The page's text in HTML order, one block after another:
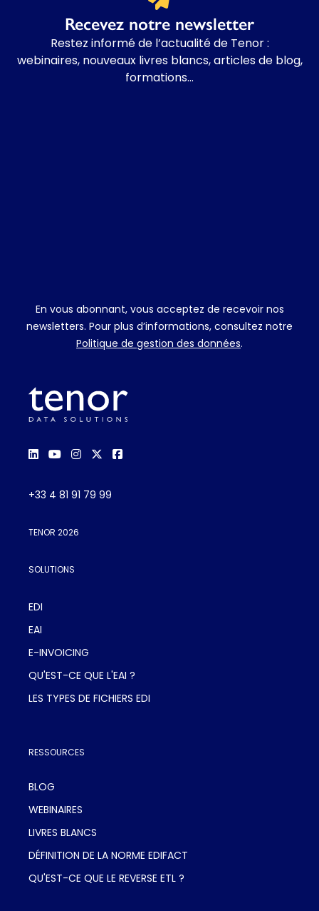
Recevez notre newsletter
Restez informé de l’actualité de Tenor :
webinaires, nouveaux livres blancs, articles de blog,
formations…
En vous abonnant, vous acceptez de recevoir nos
newsletters. Pour plus d’informations, consultez notre
Politique de gestion des données.
+33 4 81 91 79 99
TENOR 2026
SOLUTIONS
EDI
EAI
E-INVOICING
QU'EST-CE QUE L'EAI ?
LES TYPES DE FICHIERS EDI
RESSOURCES
BLOG
WEBINAIRES
LIVRES BLANCS
DÉFINITION DE LA NORME EDIFACT
QU'EST-CE QUE LE REVERSE ETL ?